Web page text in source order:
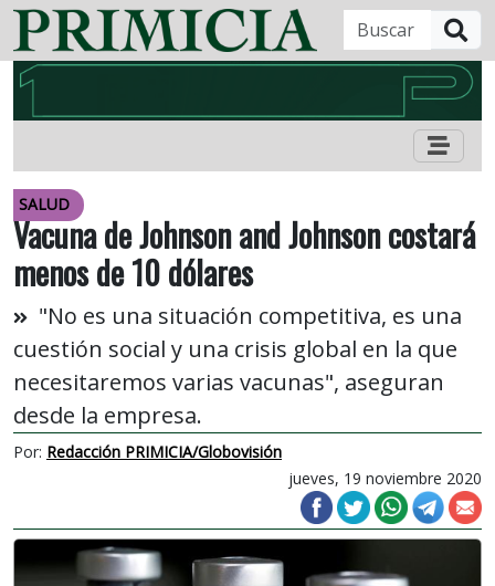
SALUD
Vacuna de Johnson and Johnson costará
menos de 10 dólares
"No es una situación competitiva, es una
cuestión social y una crisis global en la que
necesitaremos varias vacunas", aseguran
desde la empresa.
Por: Redacción PRIMICIA/Globovisión
jueves, 19 noviembre 2020